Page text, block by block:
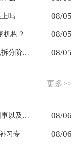
吗 08/05
机构？ 08/05
肯特大学留学生多门专业课接连掉队怎么拆分阶段性补习计划 08/05
更多>>
08/06
皇后大学ECON1001跨专业零基础该怎样补习专业课 08/06